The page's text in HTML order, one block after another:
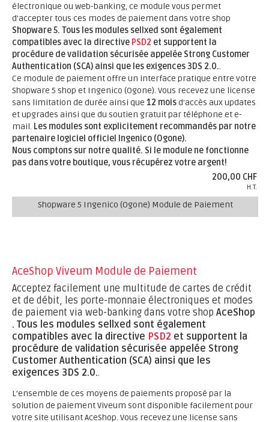
électronique ou web-banking, ce module vous permet
d'accepter tous ces modes de paiement dans votre shop
Shopware 5. Tous les modules sellxed sont également
compatibles avec la directive PSD2 et supportent la
procédure de validation sécurisée appelée Strong Customer
Authentication (SCA) ainsi que les exigences 3DS 2.0..
Ce module de paiement offre un interface pratique entre votre
Shopware 5 shop et Ingenico (Ogone). Vous recevez une license
sans limitation de durée ainsi que 12 moisd'accès aux updates
et upgrades ainsi que du soutien gratuit par téléphone et e-
mail. Les modules sont explicitement recommandés par notre
partenaire logiciel officiel Ingenico (Ogone).
Nous comptons sur notre qualité. Si le module ne fonctionne
pas dans votre boutique, vous récupérez votre argent!
200,00 CHF
H.T.
Shopware 5 Ingenico (Ogone) Module de Paiement
AceShop Viveum Module de Paiement
Acceptez facilement une multitude de cartes de crédit
et de débit, les porte-monnaie électroniques et modes
de paiement via web-banking dans votre shop AceShop
. Tous les modules sellxed sont également
compatibles avec la directive PSD2 et supportent la
procédure de validation sécurisée appelée Strong
Customer Authentication (SCA) ainsi que les
exigences 3DS 2.0..
L’ensemble de ces moyens de paiements proposé par la
solution de paiement Viveum sont disponible facilement pour
votre site utilisant AceShop. Vous recevez une license sans